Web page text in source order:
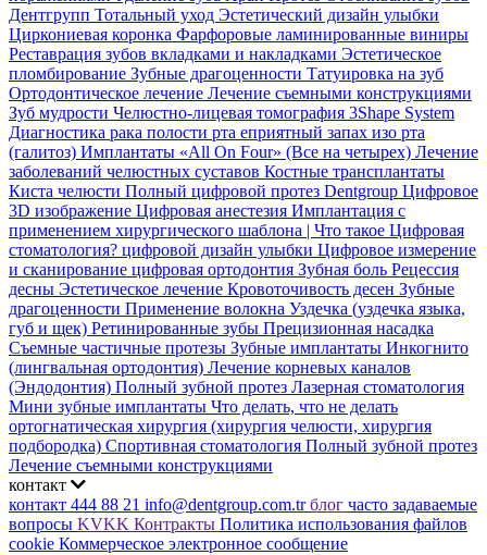
Дентгрупп Тотальный уход Эстетический дизайн улыбки
Циркониевая коронка Фарфоровые ламинированные виниры
Реставрация зубов вкладками и накладками Эстетическое
пломбирование Зубные драгоценности Татуировка на зуб
Ортодонтическое лечение Лечение съемными конструкциями
Зуб мудрости Челюстно-лицевая томография 3Shape System
Диагностика рака полости рта еприятный запах изо рта
(галитоз) Имплантаты «All On Four» (Все на четырех) Лечение
заболеваний челюстных суставов Костные трансплантаты
Киста челюсти Полный цифровой протез Dentgroup Цифровое
3D изображение Цифровая анестезия Имплантация с
применением хирургического шаблона | Что такое Цифровая
стоматология? цифровой дизайн улыбки Цифровое измерение
и сканирование цифровая ортодонтия Зубная боль Рецессия
десны Эстетическое лечение Кровоточивость десен Зубные
драгоценности Применение волокна Уздечка (уздечка языка,
губ и щек) Ретинированные зубы Прецизионная насадка
Съемные частичные протезы Зубные имплантаты Инкогнито
(лингвальная ортодонтия) Лечение корневых каналов
(Эндодонтия) Полный зубной протез Лазерная стоматология
Мини зубные имплантаты Что делать, что не делать
ортогнатическая хирургия (хирургия челюсти, хирургия
подбородка) Спортивная стоматология Полный зубной протез
Лечение съемными конструкциями
контакт
контакт 444 88 21 info@dentgroup.com.tr блог часто задаваемые
вопросы KVKK Контракты Политика использования файлов
cookie Коммерческое электронное сообщение